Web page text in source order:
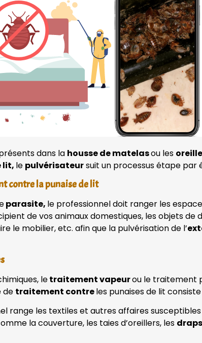
dans la housse de matelasou les
lit, le pulvérisateursuit un processus étape par
contre la punaise de lit
parasite, le professionnel doit ranger les
de vos animaux domestiques, les objets
le mobilier, etc. afin que la pulvérisation de l’
letraitement vapeurou le traitement
de traitement contreles punaises de lit
range les textiles et autres affaires
la couverture, les taies d’oreillers, les draps